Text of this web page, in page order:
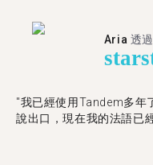
Aria 透
star
"我已經使用Tandem多年
說出口，現在我的法語已